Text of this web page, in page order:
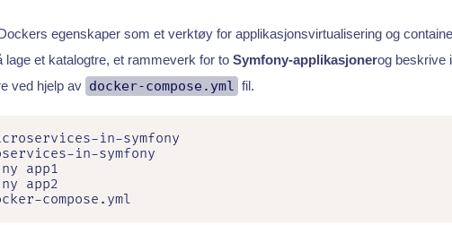
egenskaper som et verktøy for applikasjonsvirtualisering og
lage et katalogtre, et rammeverk for to Symfony-applikasjonerog beskrive
ved hjelp av docker-compose.yml fil.
in-symfony
in-symfony
app1
app2
compose.yml